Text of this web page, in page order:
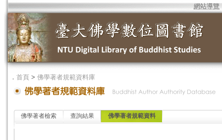
網站導覽
． 首頁 > 佛學著者規範資料庫
佛學著者檢索 查詢結果 佛學著者規範資料